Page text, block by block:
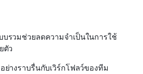
รวมช่วยลดความจำเป็นในการใช้
ตัว
ย่างราบรื่นกับเวิร์กโฟลว์ของทีม